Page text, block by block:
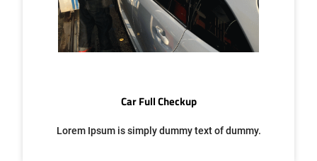
Car Full Checkup
Lorem Ipsum is simply dummy text of dummy.